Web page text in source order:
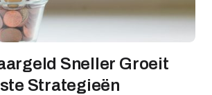
Sneller Groeit
Strategieën